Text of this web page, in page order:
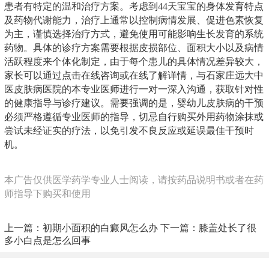
患者有特定的温和治疗方案。考虑到44天宝宝的身体发育特点
及药物代谢能力，治疗上通常以控制病情发展、促进色素恢复
为主，谨慎选择治疗方式，避免使用可能影响生长发育的系统
药物。具体的诊疗方案需要根据皮损部位、面积大小以及病情
活跃程度来个体化制定，由于每个患儿的具体情况差异较大，
家长可以通过点击在线咨询或在线了解详情，与石家庄远大中
医皮肤病医院的本专业医师进行一对一深入沟通，获取针对性
的健康指导与诊疗建议。需要强调的是，婴幼儿皮肤病的干预
必须严格遵循专业医师的指导，切忌自行购买外用药物涂抹或
尝试未经证实的疗法，以免引发不良反应或延误最佳干预时
机。
本广告仅供医学药学专业人士阅读，请按药品说明书或者在药
师指导下购买和使用
上一篇： 初期小面积的白癜风怎么办 下一篇： 膝盖处长了很
多小白点是怎么回事